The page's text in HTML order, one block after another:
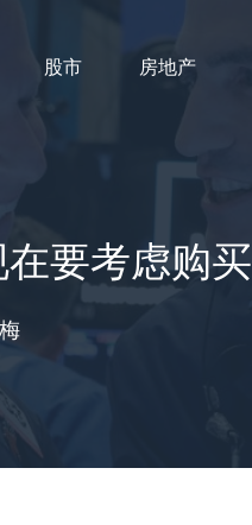
股市 房地产
要考虑购买